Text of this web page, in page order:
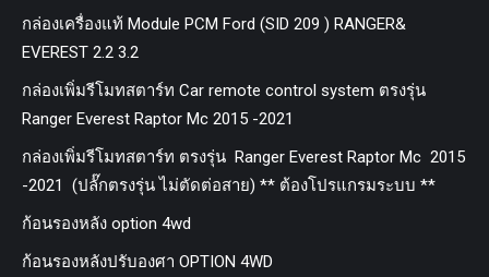
กล่องเครื่องแท้ Module PCM Ford (SID 209 ) RANGER&
EVEREST 2.2 3.2
กล่องเพิ่มรีโมทสตาร์ท Car remote control system ตรงรุ่น
Ranger Everest Raptor Mc 2015 -2021
กล่องเพิ่มรีโมทสตาร์ท ตรงรุ่น Ranger Everest Raptor Mc 2015
-2021 (ปลั๊กตรงรุ่น ไม่ตัดต่อสาย) ** ต้องโปรแกรมระบบ **
ก้อนรองหลัง option 4wd
ก้อนรองหลังปรับองศา OPTION 4WD